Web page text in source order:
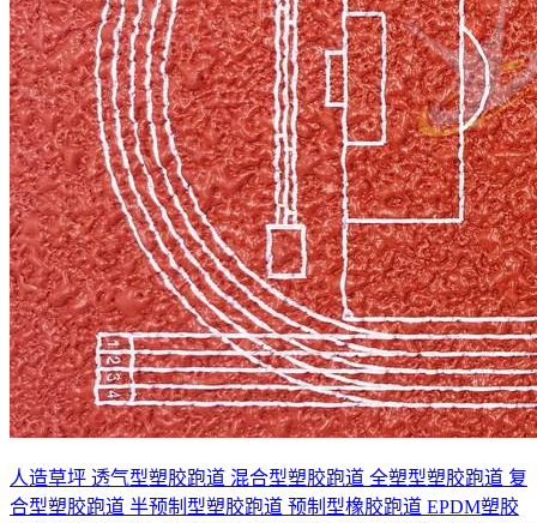
人造草坪 透气型塑胶跑道 混合型塑胶跑道 全塑型塑胶跑道 复
合型塑胶跑道 半预制型塑胶跑道 预制型橡胶跑道 EPDM塑胶